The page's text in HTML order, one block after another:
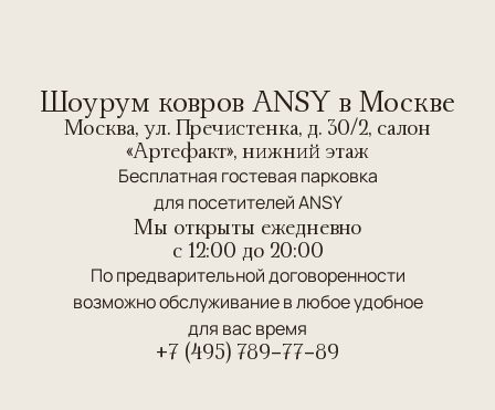
Шоурум ковров ANSY в Москве
Москва, ул. Пречистенка, д. 30/2, салон
«Артефакт», нижний этаж
Бесплатная гостевая парковка
для посетителей ANSY
Мы открыты ежедневно
c 12:00 до 20:00
По предварительной договоренности
возможно обслуживание в любое удобное
для вас время
+7 (495) 789-77-89